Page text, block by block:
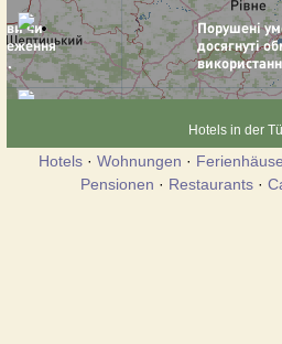
Hotels in der
Hotels · Wohnungen ·
Pensionen · Restaurants ·